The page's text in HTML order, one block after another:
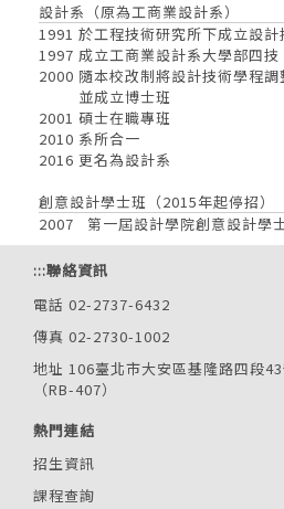
設計系（原為工商業設計系）
1991 於工程技術研究所下成立設計
1997 成立工商業設計系大學部四技
2000 隨本校改制將設計技術學程
並成立博士班
2001 碩士在職專班
2010 系所合一
2016 更名為設計系
創意設計學士班（2015年起停招）
2007 第一屆設計學院創意設計學
:::聯絡資訊
電話 02-2737-6432
傳真 02-2730-1002
地址 106臺北市大安區基隆路四段
（RB-407）
熱門連結
招生資訊
課程查詢